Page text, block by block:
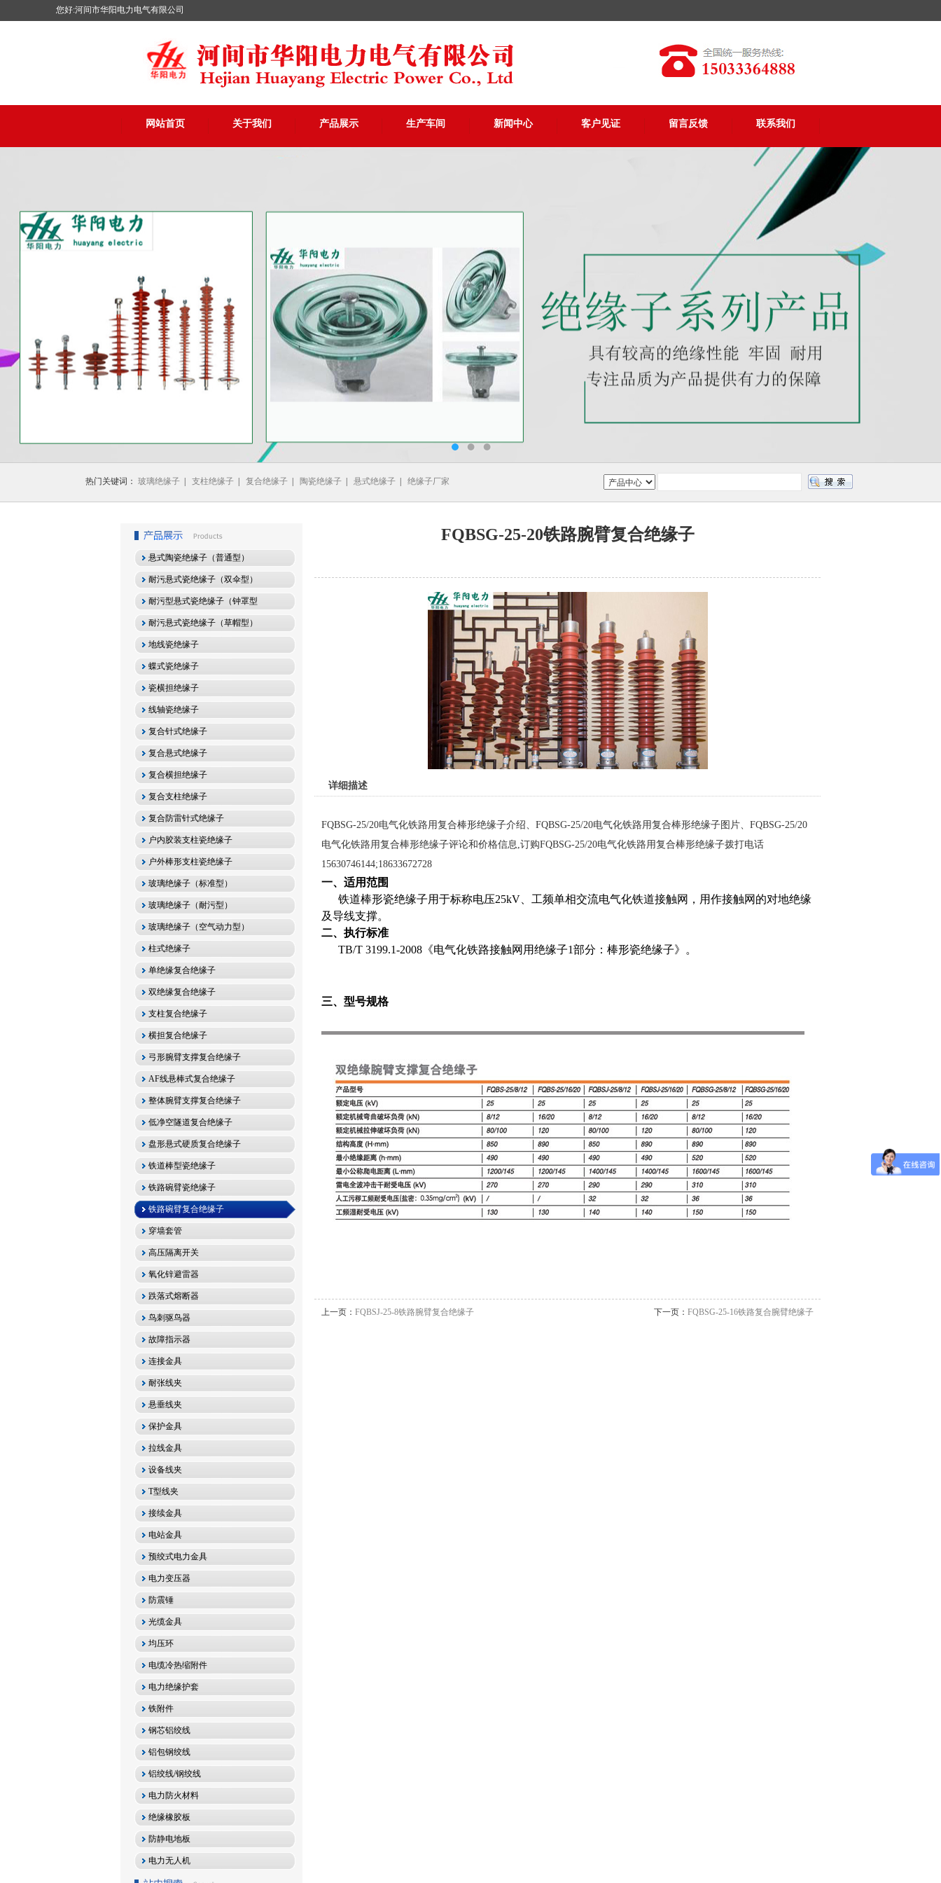
您好:河间市华阳电力电气有限公司
网站首页 关于我们 产品展示 生产车间 新闻中心 客户见证 留言反馈 联系我们
1 2 3
热门关键词： 玻璃绝缘子 支柱绝缘子 复合绝缘子 陶瓷绝缘子 悬式绝缘子 绝缘子厂家
悬式陶瓷绝缘子（普通型）
耐污悬式瓷绝缘子（双伞型）
耐污型悬式瓷绝缘子（钟罩型
耐污悬式瓷绝缘子（草帽型）
地线瓷绝缘子
蝶式瓷绝缘子
瓷横担绝缘子
线轴瓷绝缘子
复合针式绝缘子
复合悬式绝缘子
复合横担绝缘子
复合支柱绝缘子
复合防雷针式绝缘子
户内胶装支柱瓷绝缘子
户外棒形支柱瓷绝缘子
玻璃绝缘子（标准型）
玻璃绝缘子（耐污型）
玻璃绝缘子（空气动力型）
柱式绝缘子
单绝缘复合绝缘子
双绝缘复合绝缘子
支柱复合绝缘子
横担复合绝缘子
弓形腕臂支撑复合绝缘子
AF线悬棒式复合绝缘子
整体腕臂支撑复合绝缘子
低净空隧道复合绝缘子
盘形悬式硬质复合绝缘子
铁道棒型瓷绝缘子
铁路碗臂瓷绝缘子
铁路碗臂复合绝缘子
穿墙套管
高压隔离开关
氧化锌避雷器
跌落式熔断器
鸟刺驱鸟器
故障指示器
连接金具
耐张线夹
悬垂线夹
保护金具
拉线金具
设备线夹
T型线夹
接续金具
电站金具
预绞式电力金具
电力变压器
防震锤
光缆金具
均压环
电缆冷热缩附件
电力绝缘护套
铁附件
钢芯铝绞线
铝包钢绞线
铝绞线/钢绞线
电力防火材料
绝缘橡胶板
防静电地板
电力无人机
FQBSG-25-20铁路腕臂复合绝缘子
详细描述
FQBSG-25/20电气化铁路用复合棒形绝缘子介绍、FQBSG-25/20电气化铁路用复合棒形绝缘子图片、FQBSG-25/20
电气化铁路用复合棒形绝缘子评论和价格信息,订购FQBSG-25/20电气化铁路用复合棒形绝缘子拨打电话
15630746144;18633672728
一、适用范围
铁道棒形瓷绝缘子用于标称电压25kV 、工频单相交流电气化铁道接触网，用作接触网的对地绝缘
及导线支撑。
二、执行标准
TB/T 3199.1-2008 《电气化铁路接触网用绝缘子1部分：棒形瓷绝缘子》 。
三、型号规格
上一页： FQBSJ-25-8铁路腕臂复合绝缘子 下一页： FQBSG-25-16铁路复合腕臂绝缘子